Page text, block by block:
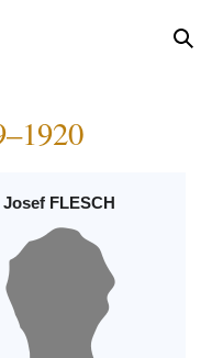
Josef FLESCH